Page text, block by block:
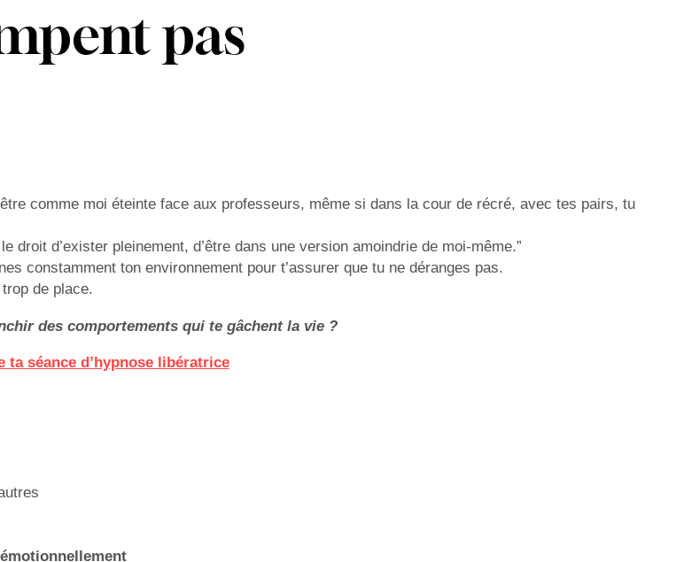
pas
comme moi éteinte face aux professeurs, même si dans la cour de récré, avec tes pairs, tu
droit d’exister pleinement, d’être dans une version amoindrie de moi-même.”
constamment ton environnement pour t’assurer que tu ne déranges pas.
de place.
des comportements qui te gâchent la vie ?
ta séance d’hypnose libératrice